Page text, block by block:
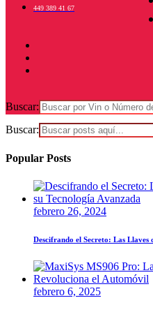
449 389 41 67
Buscar:
Buscar:
Popular Posts
febrero 26, 2024
Descifrando el Secreto: Las Llaves
febrero 6, 2025